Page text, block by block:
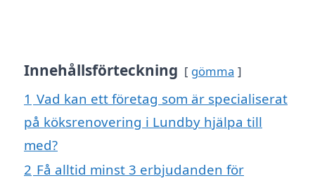
Innehållsförteckning gömma
1 Vad kan ett företag som är specialiserat
på köksrenovering i Lundby hjälpa till
med?
2 Få alltid minst 3 erbjudanden för